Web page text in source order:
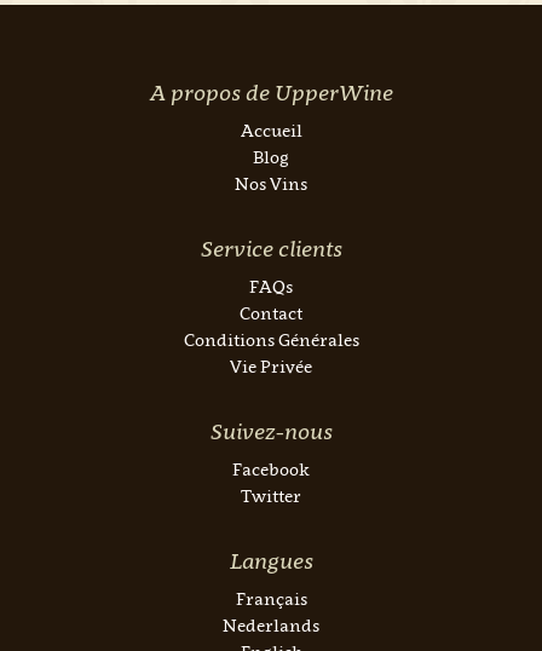
A propos de UpperWine
Accueil
Blog
Nos Vins
Service clients
FAQs
Contact
Conditions Générales
Vie Privée
Suivez-nous
Facebook
Twitter
Langues
Français
Nederlands